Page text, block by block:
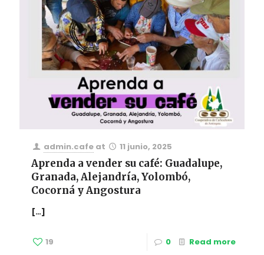
admin.cafe at 11 junio, 2025
Aprenda a vender su café: Guadalupe,
Granada, Alejandría, Yolombó,
Cocorná y Angostura
[…]
19 0 Read more